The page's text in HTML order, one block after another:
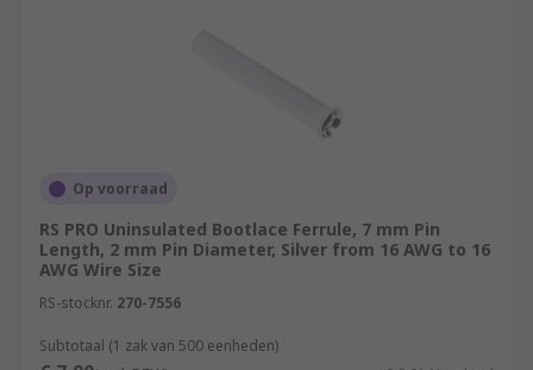
Op voorraad
RS PRO Uninsulated Bootlace Ferrule, 7 mm Pin
Length, 2 mm Pin Diameter, Silver from 16 AWG to 16
AWG Wire Size
RS-stocknr. 270-7556
Subtotaal (1 zak van 500 eenheden)